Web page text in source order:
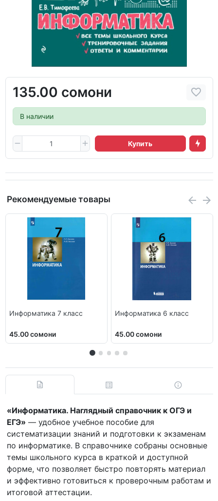
135.00 сомони
В наличии
Купить
Рекомендуемые товары
Информатика 7 класс
45.00 сомони
Информатика 6 класс
45.00 сомони
«Информатика. Наглядный справочник к ОГЭ и
ЕГЭ» — удобное учебное пособие для
систематизации знаний и подготовки к экзаменам
по информатике. В справочнике собраны основные
темы школьного курса в краткой и доступной
форме, что позволяет быстро повторять материал
и эффективно готовиться к проверочным работам и
итоговой аттестации.